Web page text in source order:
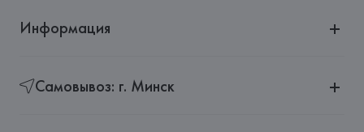
Информация
Самовывоз: г. Минск